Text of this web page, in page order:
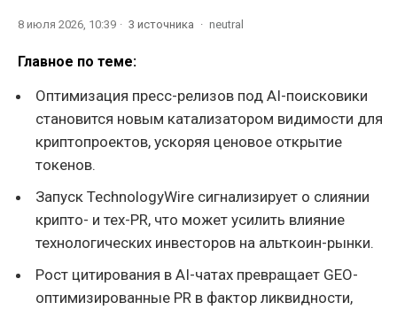
8 июля 2026, 10:39 3 источника neutral
Главное по теме:
Оптимизация пресс-релизов под AI-поисковики
становится новым катализатором видимости для
криптопроектов, ускоряя ценовое открытие
токенов.
Запуск TechnologyWire сигнализирует о слиянии
крипто- и тех-PR, что может усилить влияние
технологических инвесторов на альткоин-рынки.
Рост цитирования в AI-чатах превращает GEO-
оптимизированные PR в фактор ликвидности,